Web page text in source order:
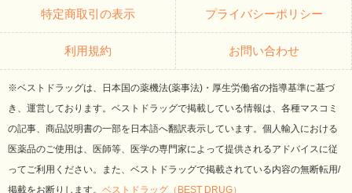
特定商取引の表示 プライバシーポリシー
利用規約 お問い合わせ
※ベストドラッグは、日本国の薬機法(薬事法)・厚生労働省の指導基準に基づ
き、運営しております。ベストドラッグで掲載している情報は、各種マスコミ
の記事、商品説明書の一部を日本語へ翻訳表示しています。個人輸入における
医薬品のご使用は、医師等、医学の専門家によって提供されるアドバイスに従
ってご利用ください。また、ベストドラッグで掲載されている内容の無断転用/
掲載をお断りします。 ベストドラッグ（BEST DRUG）